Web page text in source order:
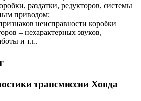
раздатки, редукторов, системы
приводом;
неисправности коробки
– нехарактерных звуков,
и т.п.
трансмиссии Хонда